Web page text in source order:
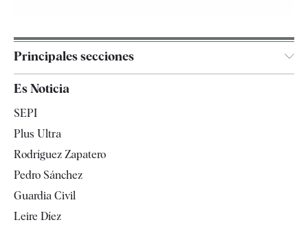
Principales secciones
España
Televisión
Es Noticia
SEPI
Plus Ultra
Rodríguez Zapatero
Pedro Sánchez
Guardia Civil
Leire Díez